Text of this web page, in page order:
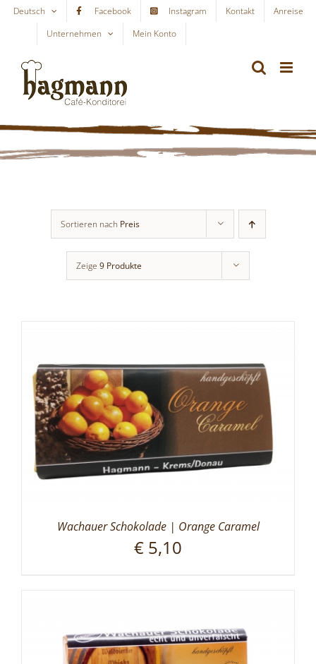
Skip
content
Deutsch Facebook Instagram Kontakt
Anreise
Unternehmen
Mein Konto
Sortieren nach Preis
Zeige 9 Produkte
Wachauer Schokolade | Orange Caramel
€ 5,10